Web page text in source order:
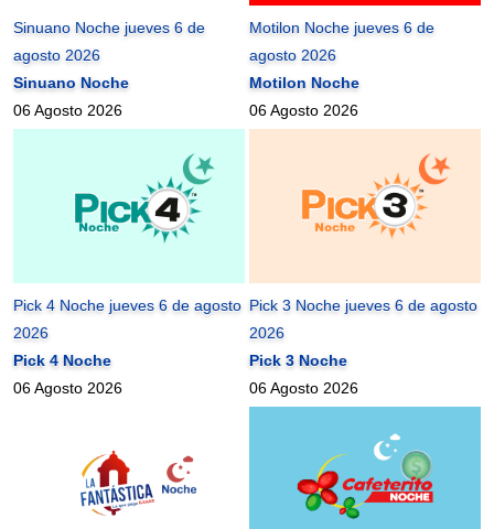
Sinuano Noche jueves 6 de
agosto 2026
Sinuano Noche
06 Agosto 2026
Motilon Noche jueves 6 de
agosto 2026
Motilon Noche
06 Agosto 2026
Pick 4 Noche jueves 6 de agosto
2026
Pick 4 Noche
06 Agosto 2026
Pick 3 Noche jueves 6 de agosto
2026
Pick 3 Noche
06 Agosto 2026